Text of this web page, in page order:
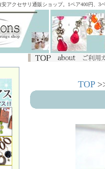
アクセサリ通販ショップ。1ペア400円、
TOP